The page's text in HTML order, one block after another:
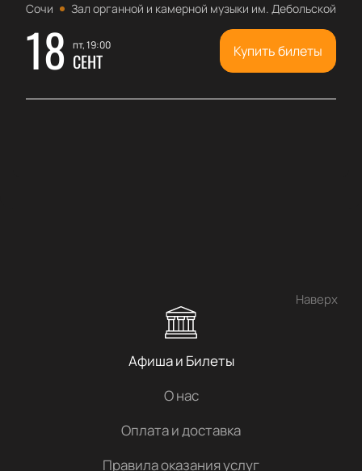
Сочи Зал органной и камерной музыки им. Дебольской
18 пт, 19:00
СЕНТ Купить билеты
Наверх
Афиша и Билеты
О нас
Оплата и доставка
Правила оказания услуг